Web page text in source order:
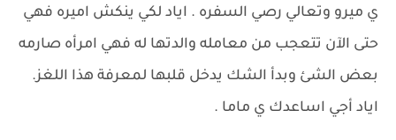
ي ميرو وتعالي رصي السفره . اياد لكي ينكش اميره فهي
حتى الآن تتعجب من معامله والدتها له فهي امرأه صارمه
بعض الشئ وبدأ الشك يدخل قلبها لمعرفة هذا اللغز.
اياد أجي اساعدك ي ماما .